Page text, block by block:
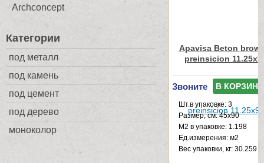
Archconcept
Категории
под металл
под камень
под цемент
под дерево
моноколор
Apavisa Beton
preinsicion
Звоните В КОРЗИНУ
Шт.в упаковке: 3
Размер, см: 45x90
М2 в упаковке: 1.198
Ед.измерения: м2
Веc упаковки, кг: 30.259